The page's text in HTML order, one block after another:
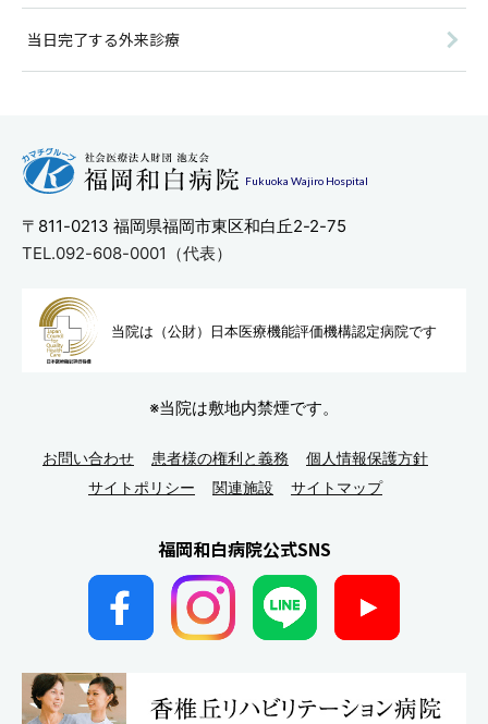
当日完了する外来診療
Fukuoka Wajiro Hospital
〒811-0213 福岡県福岡市東区和白丘2-2-75
TEL.092-608-0001（代表）
当院は（公財）日本医療機能評価機構認定病院です
※当院は敷地内禁煙です。
お問い合わせ 患者様の権利と義務
個人情報保護方針
サイトポリシー
関連施設 サイトマップ
福岡和白病院公式SNS